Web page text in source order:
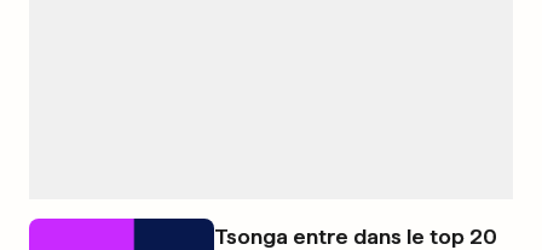
Tsonga entre dans le top 20